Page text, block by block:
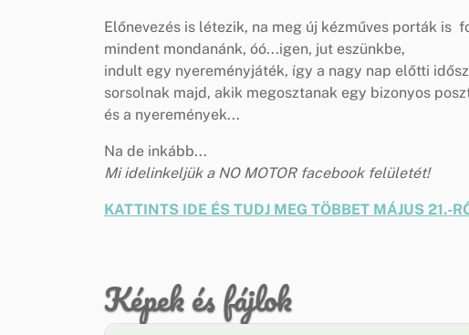
Előnevezés is létezik, na meg új kézműves porták is
mindent mondanánk, óó...igen, jut eszünkbe,
indult egy nyereményjáték, így a nagy nap előtti
sorsolnak majd, akik megosztanak egy bizonyos
és a nyeremények...
Na de inkább...
Mi idelinkeljük a NO MOTOR facebook felületét!
KATTINTS IDE ÉS TUDJ MEG TÖBBET MÁJUS 21.-
Képek és fájlok